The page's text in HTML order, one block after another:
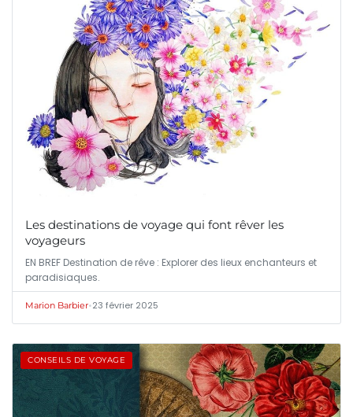
Les destinations de voyage qui font rêver les
voyageurs
EN BREF Destination de rêve : Explorer des lieux enchanteurs et
paradisiaques.
Marion Barbier•23 février 2025
CONSEILS DE VOYAGE